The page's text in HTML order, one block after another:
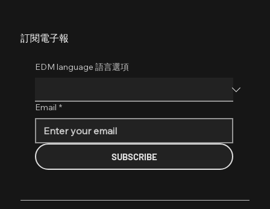
訂閱電子報
EDM language 語言選項
Email *
SUBSCRIBE